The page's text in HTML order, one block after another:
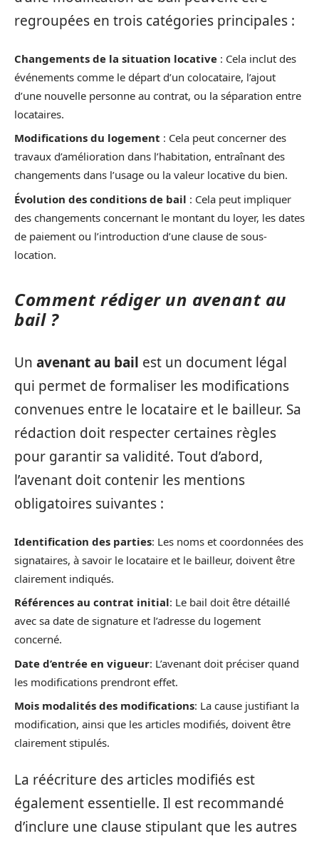
regroupées en trois catégories principales :
Changements de la situation locative : Cela inclut des
événements comme le départ d’un colocataire, l’ajout
d’une nouvelle personne au contrat, ou la séparation entre
locataires.
Modifications du logement : Cela peut concerner des
travaux d’amélioration dans l’habitation, entraînant des
changements dans l’usage ou la valeur locative du bien.
Évolution des conditions de bail : Cela peut impliquer
des changements concernant le montant du loyer, les dates
de paiement ou l’introduction d’une clause de sous-
location.
Comment rédiger un avenant au
bail ?
Un avenant au bail est un document légal
qui permet de formaliser les modifications
convenues entre le locataire et le bailleur. Sa
rédaction doit respecter certaines règles
pour garantir sa validité. Tout d’abord,
l’avenant doit contenir les mentions
obligatoires suivantes :
Identification des parties: Les noms et coordonnées des
signataires, à savoir le locataire et le bailleur, doivent être
clairement indiqués.
Références au contrat initial: Le bail doit être détaillé
avec sa date de signature et l’adresse du logement
concerné.
Date d’entrée en vigueur: L’avenant doit préciser quand
les modifications prendront effet.
Mois modalités des modifications: La cause justifiant la
modification, ainsi que les articles modifiés, doivent être
clairement stipulés.
La réécriture des articles modifiés est
également essentielle. Il est recommandé
d’inclure une clause stipulant que les autres